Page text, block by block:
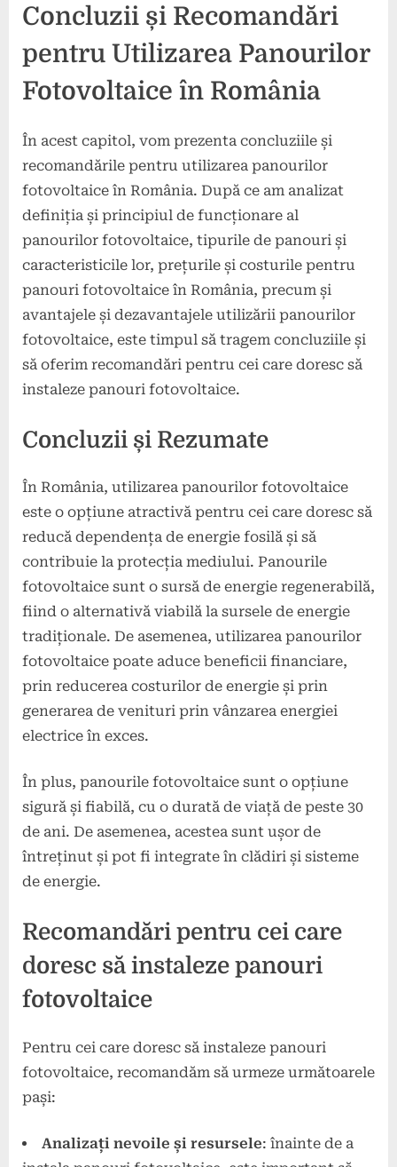
Concluzii și Recomandări
pentru Utilizarea Panourilor
Fotovoltaice în România
În acest capitol, vom prezenta concluziile și
recomandările pentru utilizarea panourilor
fotovoltaice în România. După ce am analizat
definiția și principiul de funcționare al
panourilor fotovoltaice, tipurile de panouri și
caracteristicile lor, prețurile și costurile pentru
panouri fotovoltaice în România, precum și
avantajele și dezavantajele utilizării panourilor
fotovoltaice, este timpul să tragem concluziile și
să oferim recomandări pentru cei care doresc să
instaleze panouri fotovoltaice.
Concluzii și Rezumate
În România, utilizarea panourilor fotovoltaice
este o opțiune atractivă pentru cei care doresc să
reducă dependența de energie fosilă și să
contribuie la protecția mediului. Panourile
fotovoltaice sunt o sursă de energie regenerabilă,
fiind o alternativă viabilă la sursele de energie
tradiționale. De asemenea, utilizarea panourilor
fotovoltaice poate aduce beneficii financiare,
prin reducerea costurilor de energie și prin
generarea de venituri prin vânzarea energiei
electrice în exces.
În plus, panourile fotovoltaice sunt o opțiune
sigură și fiabilă, cu o durată de viață de peste 30
de ani. De asemenea, acestea sunt ușor de
întreținut și pot fi integrate în clădiri și sisteme
de energie.
Recomandări pentru cei care
doresc să instaleze panouri
fotovoltaice
Pentru cei care doresc să instaleze panouri
fotovoltaice, recomandăm să urmeze următoarele
pași:
Analizați nevoile și resursele: înainte de a